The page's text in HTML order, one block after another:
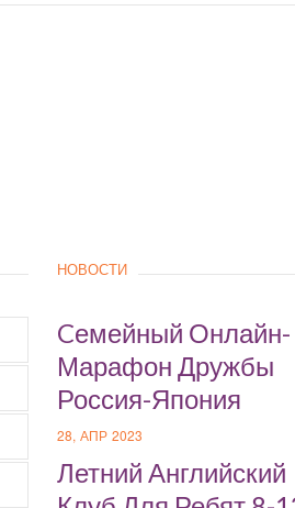
НОВОСТИ
Cемейный Онлайн-
Марафон Дружбы
Россия-Япония
28, АПР 2023
Летний Английский